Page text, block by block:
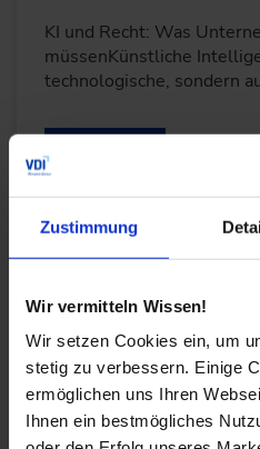
Zustimmung
Wir vermitteln Wissen!
Wir setzen Cookies ein, um
stetig zu verbessern. Einige
ermöglichen uns Ihren
Ihnen ein bestmögliches
KI und Recht: Was
müssenKünstliche
technologische, sondern
Fundierte
25.03.2025
Die Digitalisierung im
rasant voran, und Data
entscheidende Rolle.